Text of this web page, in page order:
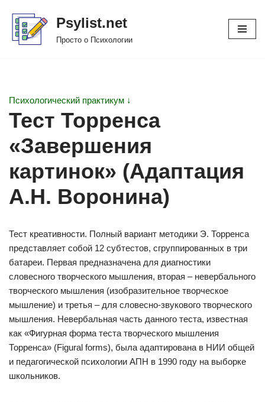
Перейти
Psylist.net
Просто о Психологии
Психологический практикум ↓
Тест Торренса
«Завершения
картинок» (Адаптация
А.Н. Воронина)
Тест креативности. Полный вариант методики Э. Торренса
представляет собой 12 субтестов, сгруппированных в три
батареи. Первая предназначена для диагностики
словесного творческого мышления, вторая – невербального
творческого мышления (изобразительное творческое
мышление) и третья – для словесно-звукового творческого
мышления. Невербальная часть данного теста, известная
как «Фигурная форма теста творческого мышления
Торренса» (Figural forms), была адаптирована в НИИ общей
и педагогической психологии АПН в 1990 году на выборке
школьников.